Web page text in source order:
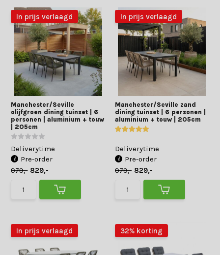
In prijs verlaagd
Manchester/Seville
olijfgroen dining tuinset | 6
personen | aluminium + touw
| 205cm
Deliverytime
Pre-order
979,- 829,-
In prijs verlaagd
Manchester/Seville zand
dining tuinset | 6 personen |
aluminium + touw | 205cm
Deliverytime
Pre-order
979,- 829,-
In prijs verlaagd 32% korting